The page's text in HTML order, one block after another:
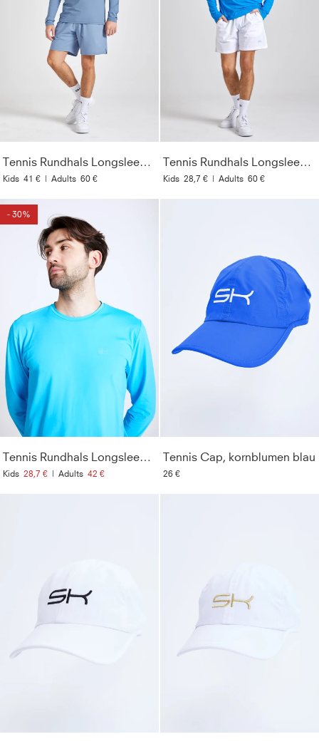
Tennis Rundhals Longsleeve Shirt, grau blau
Kids 41 € | Adults 60 €
Tennis Rundhals Longsleeve Shirt, cyan blau
Kids 28,7 € | Adults 60 €
- 30%
Tennis Rundhals Longsleeve Shirt, türkis
Kids 28,7 € | Adults 42 €
Tennis Cap, kornblumen blau
26 €